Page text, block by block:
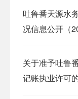
吐鲁番天源水
况信息公开（
关于准予吐鲁
记账执业许可